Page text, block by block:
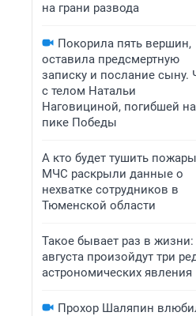
на грани развода
Покорила пять вершин,
оставила предсмертную
записку и послание сыну.
с телом Натальи
Наговициной, погибшей на
пике Победы
А кто будет тушить
МЧС раскрыли данные о
нехватке сотрудников в
Тюменской области
Такое бывает раз в жизни:
августа произойдут три
астрономических явления
Прохор Шаляпин